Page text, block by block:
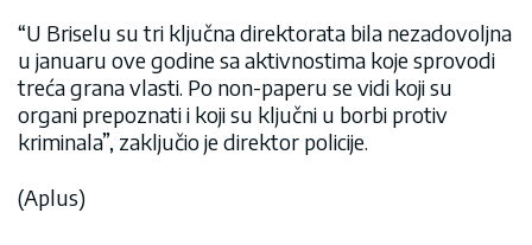
“U Briselu su tri ključna direktorata bila nezadovoljna
u januaru ove godine sa aktivnostima koje sprovodi
treća grana vlasti. Po non-paperu se vidi koji su
organi prepoznati i koji su ključni u borbi protiv
kriminala”, zaključio je direktor policije.
(Aplus)